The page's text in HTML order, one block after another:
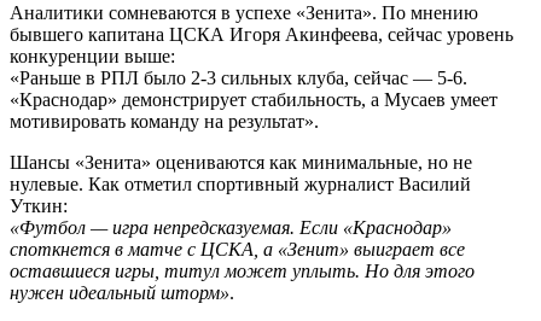
Аналитики сомневаются в успехе «Зенита». По мнению
бывшего капитана ЦСКА Игоря Акинфеева, сейчас уровень
конкуренции выше:
«Раньше в РПЛ было 2-3 сильных клуба, сейчас — 5-6.
«Краснодар» демонстрирует стабильность, а Мусаев умеет
мотивировать команду на результат».
Шансы «Зенита» оцениваются как минимальные, но не
нулевые. Как отметил спортивный журналист Василий
Уткин:
«Футбол — игра непредсказуемая. Если «Краснодар»
споткнется в матче с ЦСКА, а «Зенит» выиграет все
оставшиеся игры, титул может уплыть. Но для этого
нужен идеальный шторм».